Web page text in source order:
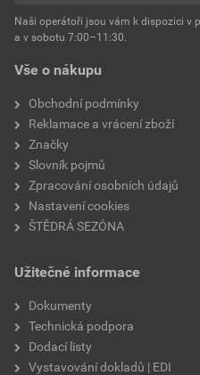
Vše o nákupu
Obchodní podmínky
Reklamace a vrácení zboží
Značky
Slovník pojmů
Zpracování osobních údajů
Nastavení cookies
ŠTĚDRÁ SEZÓNA
Užitečné informace
Dokumenty
Technická podpora
Dodací listy
Vystavování dokladů | EDI
Naši operátoři jsou vám k dispozici v
a v sobotu 7:00–11:30.